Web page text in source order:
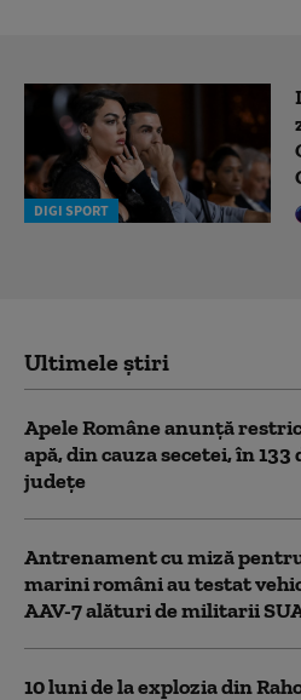
DIGI SPORT
Ultimele știri
Apele Române anunță
apă, din cauza secetei, în
judeţe
Antrenament cu miză
marini români au testat
AAV-7 alături de militarii
10 luni de la explozia din